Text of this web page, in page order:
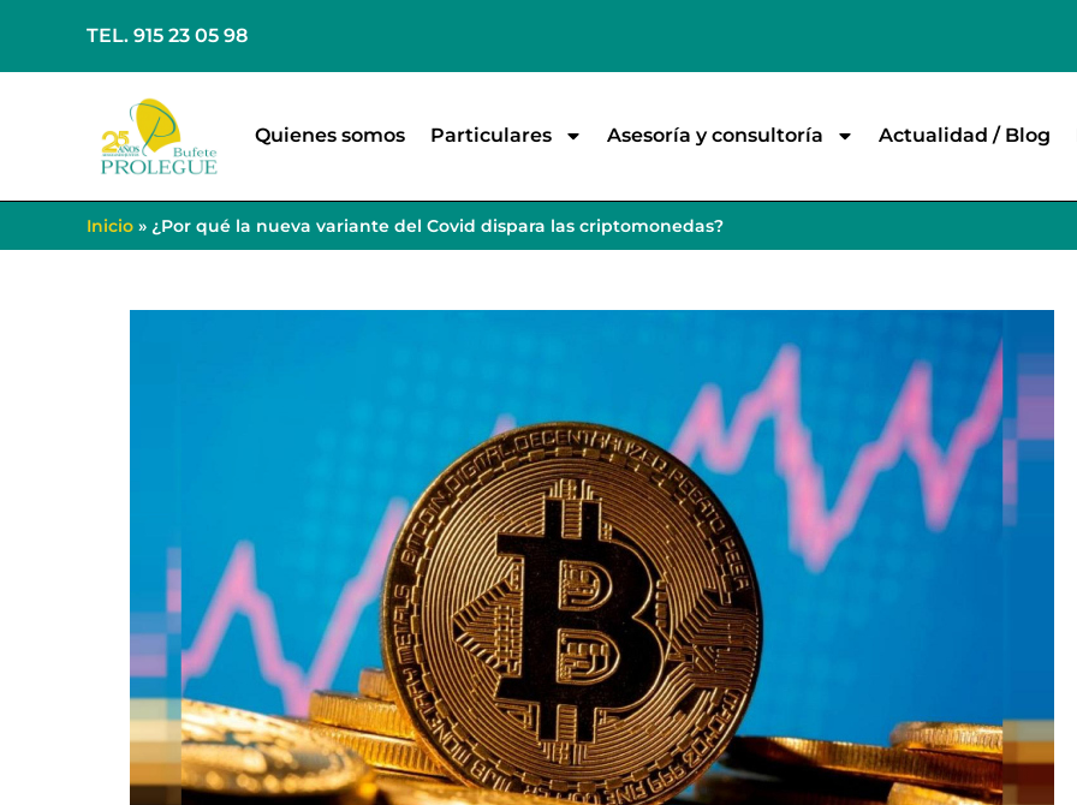
TEL. 915 23 05 98
Quienes somos Particulares Asesoría y consultoría Actualidad / Blog
Inicio » ¿Por qué la nueva variante del Covid dispara las criptomonedas?